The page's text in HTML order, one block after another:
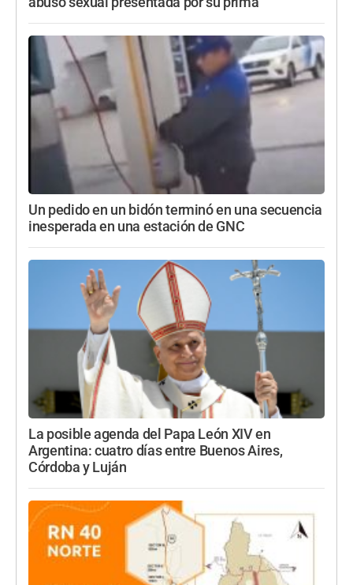
Un pedido en un bidón terminó en una secuencia
inesperada en una estación de GNC
La posible agenda del Papa León XIV en
Argentina: cuatro días entre Buenos Aires,
Córdoba y Luján